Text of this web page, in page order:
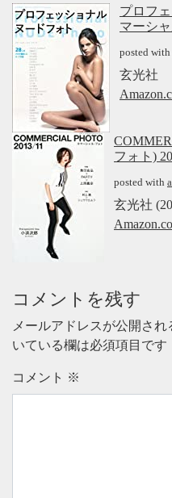
プロフ
マーシ
posted with
玄光社
フォト)
posted with
玄光社
コメントを残す
メールアドレスが公開され
いている欄は必須項目です
コメント ※